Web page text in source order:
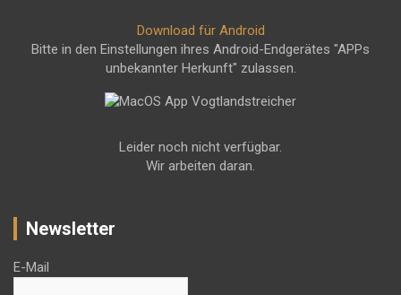
Download für Android
Bitte in den Einstellungen ihres Android-Endgerätes "APPs
unbekannter Herkunft" zulassen.
Leider noch nicht verfügbar.
Wir arbeiten daran.
Newsletter
E-Mail